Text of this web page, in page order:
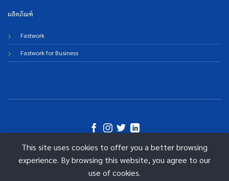
ผลิตภัณฑ์
Fastwork
Fastwork for Business
©
2026 Fastwork Technologies
This site uses cookies to offer you a better browsing
experience. By browsing this website, you agree to our
use of cookies.